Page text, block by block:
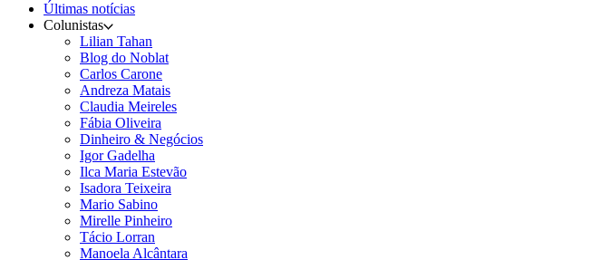
Últimas notícias
Colunistas
Lilian Tahan
Blog do Noblat
Carlos Carone
Andreza Matais
Claudia Meireles
Fábia Oliveira
Dinheiro & Negócios
Igor Gadelha
Ilca Maria Estevão
Isadora Teixeira
Mario Sabino
Mirelle Pinheiro
Tácio Lorran
Manoela Alcântara